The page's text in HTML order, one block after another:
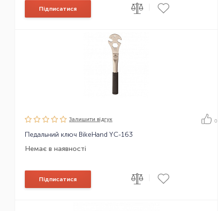
Підписатися
Залишити вiдгук 0
Педальний ключ BikeHand YC-163
Немає в наявності
Підписатися